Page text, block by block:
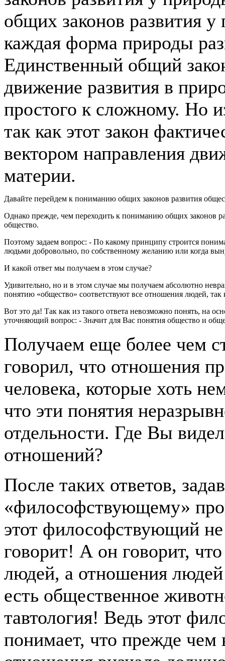
общих законов развития у
каждая форма природы
Единственный общий
движение развития в
простого к сложному. Но
так как этот закон
вектором направления
материи.
Давайте перейдем к пониманию общих законов развития
Однако прежде, чем переходить к пониманию общих законов
общество.
Поэтому задаем вопрос: - По какому принципу строится
людьми добровольно, по собственному желанию или когда
И какой ответ мы получаем в этом случае?
Удивительно, но и в этом случае мы получаем абсолютно
понятию «общество» соответствуют все отношения людей, так
Вот это да! Так как из такого ответа невозможно понять, на
уточняющий вопрос: - Значит для Вас понятия общество и
Получаем еще более чем
говорил, что отношения
человека, которые хоть
что эти понятия
отдельности. Где Вы
отношений?
После таких ответов,
«философствующему»
этот философствующий
говорит! А он говорит,
людей, а отношения людей
есть общественное
тавтология! Ведь этот
понимает, что прежде